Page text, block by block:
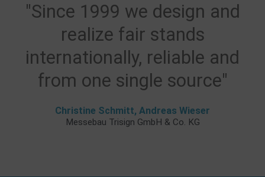
"Since 1999 we design and
realize fair stands
internationally, reliable and
from one single source"
Christine Schmitt, Andreas Wieser
Messebau Trisign GmbH & Co. KG